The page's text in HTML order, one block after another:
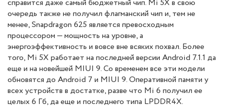
справится даже самый бюджетный чип. Mi 5X в свою
очередь также не получил флагманский чип и, тем не
менее, Snapdragon 625 является превосходным
процессором — мощность на уровне, а
энергоэффективность и вовсе вне всяких похвал. Более
того, Mi 5X работает на последней версии Android 7.1.1 да
еще и на новейшей MIUI 9. Со временем все эти модели
обновятся до Android 7 и MIUI 9. Оперативной памяти у
всех устройств в достатке, разве что Mi 6 получил ее
целых 6 Гб, да еще и последнего типа LPDDR4X.